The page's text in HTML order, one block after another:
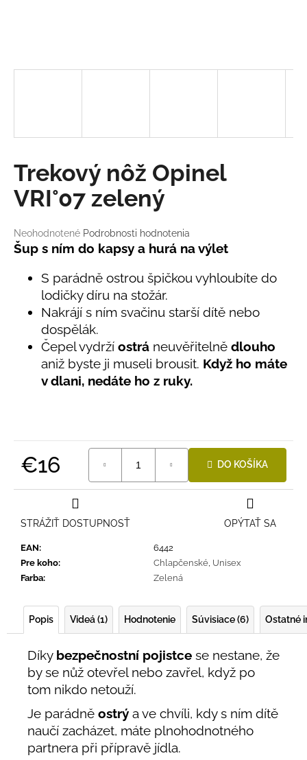
Priemerné
hodnotenie
produktu
hviezdičiek.
Neohodnotené Podrobnosti hodnotenia
Trekový nôž Opinel
VRI°07 zelený
Šup s ním do kapsy a hurá na výlet
S parádně ostrou špičkou vyhloubíte do
lodičky díru na stožár.
Nakrájí s ním svačinu starší dítě nebo
dospělák.
Čepel vydrží ostrá neuvěřitelně dlouho
aniž byste ji museli brousit. Když ho máte
v dlani, nedáte ho z ruky.
€16 DO KOŠÍKA
EAN:
6442
Pre koho: Chlapčenské Unisex
Farba: Zelená
OPÝTAŤ SA
STRÁŽIŤ DOSTUPNOSŤ
Popis Videá (1) Hodnotenie Súvisiace (6) Ostatné
Díky bezpečnostní pojistce se nestane, že
by se nůž otevřel nebo zavřel, když po
tom nikdo netouží.
Je parádně ostrý a ve chvíli, kdy s ním dítě
naučí zacházet, máte plnohodnotného
partnera při přípravě jídla.
ť
d
p
MODRÉ
€18